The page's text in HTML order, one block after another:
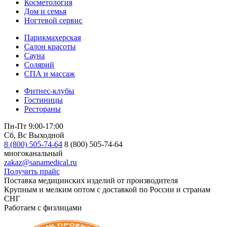
Косметология
Дом и семья
Ногтевой сервис
Парикмахерская
Салон красоты
Сауна
Солярий
СПА и массаж
Фитнес-клубы
Гостиницы
Рестораны
Пн-Пт 9:00-17:00
Сб, Вс Выходной
8 (800) 505-74-64 8 (800) 505-74-64
многоканальный
zakaz@sanamedical.ru
Получить прайс
Поставка медицинских изделий от производителя
Крупным и мелким оптом с доставкой по России и странам
СНГ
Работаем с физлицами